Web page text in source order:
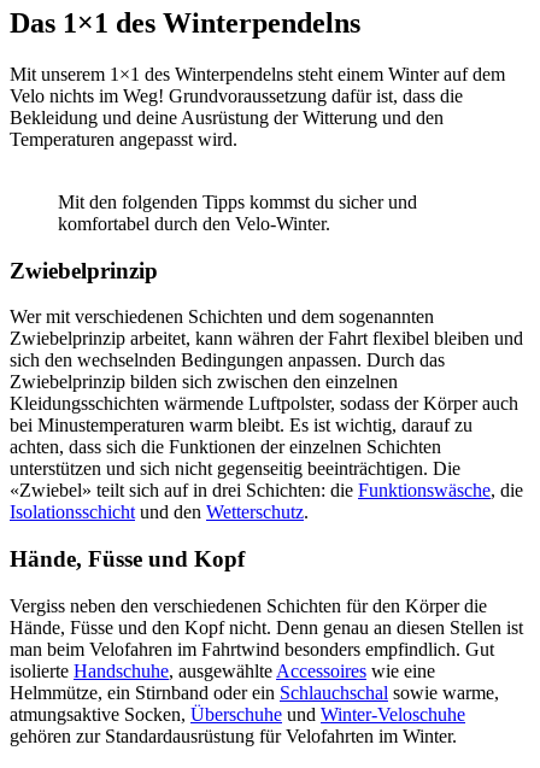
Das 1×1 des Winterpendelns
Mit unserem 1×1 des Winterpendelns steht einem Winter auf dem
Velo nichts im Weg! Grundvoraussetzung dafür ist, dass die
Bekleidung und deine Ausrüstung der Witterung und den
Temperaturen angepasst wird.
Mit den folgenden Tipps kommst du sicher und
komfortabel durch den Velo-Winter.
Zwiebelprinzip
Wer mit verschiedenen Schichten und dem sogenannten
Zwiebelprinzip arbeitet, kann währen der Fahrt flexibel bleiben und
sich den wechselnden Bedingungen anpassen. Durch das
Zwiebelprinzip bilden sich zwischen den einzelnen
Kleidungsschichten wärmende Luftpolster, sodass der Körper auch
bei Minustemperaturen warm bleibt. Es ist wichtig, darauf zu
achten, dass sich die Funktionen der einzelnen Schichten
unterstützen und sich nicht gegenseitig beeinträchtigen. Die
«Zwiebel» teilt sich auf in drei Schichten: die Funktionswäsche, die
Isolationsschichtund den Wetterschutz.
Hände, Füsse und Kopf
Vergiss neben den verschiedenen Schichten für den Körper die
Hände, Füsse und den Kopf nicht. Denn genau an diesen Stellen ist
man beim Velofahren im Fahrtwind besonders empfindlich. Gut
isolierte Handschuhe, ausgewählte Accessoires wie eine
Helmmütze, ein Stirnband oder ein Schlauchschal sowie warme,
atmungsaktive Socken, Überschuhe und Winter-Veloschuhe
gehören zur Standardausrüstung für Velofahrten im Winter.